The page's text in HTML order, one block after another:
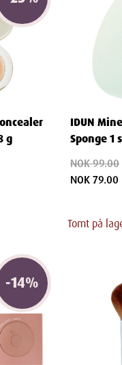
g
IDUN
Sponge 1
NOK 99.00
NOK 79.00
Tomt på
-14%